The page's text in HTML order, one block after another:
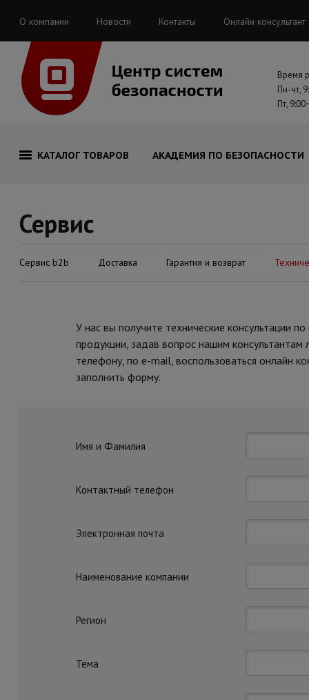
О компании Новости Контакты Онлайн консультант
Время
Пн-чт,
Пт,
КАТАЛОГ ТОВАРОВ АКАДЕМИЯ ПО БЕЗОПАСНОСТИ
Сервис
Сервис b2b Доставка Гарантия и возврат
У нас вы получите технические консультации
продукции, задав вопрос нашим
телефону, по e-mail, воспользоваться онлайн
заполнить форму.
Имя и Фамилия
Контактный телефон
Электронная почта
Наименование компании
Регион
Тема